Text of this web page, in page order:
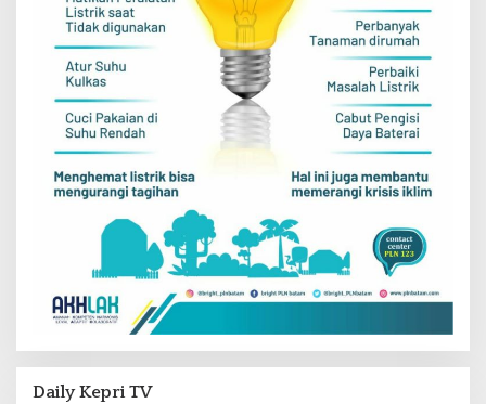
Daily Kepri TV